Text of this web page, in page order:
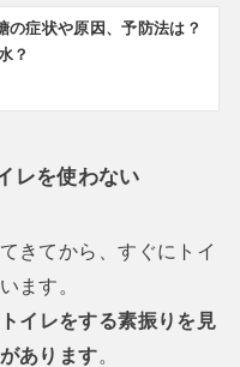
の症状や原因、予防法は？
？
レを使わない
きてから、すぐにトイ
ます。
イレをする素振りを見
あります。